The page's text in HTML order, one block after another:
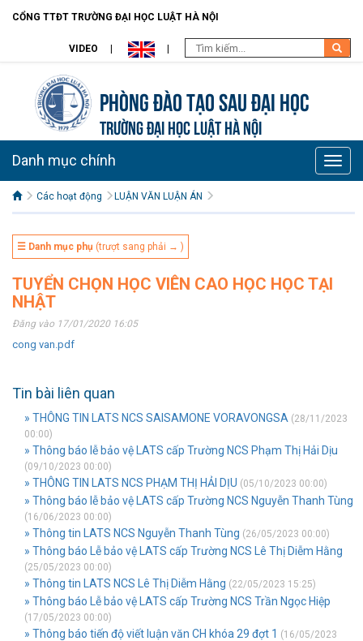
CỔNG TTĐT TRƯỜNG ĐẠI HỌC LUẬT HÀ NỘI
VIDEO
Phòng Đào tạo Sau đại học
TRƯỜNG ĐẠI HỌC LUẬT HÀ NỘI
Toggle
Danh mục chính
Các hoạt động LUẬN VĂN LUẬN ÁN
☰ Danh mục phụ (trượt sang phải → )
TUYỂN CHỌN HỌC VIÊN CAO HỌC HỌC TẠI
NHẬT
Đăng vào 17/01/2020 16:05
cong van.pdf
Tin bài liên quan
» THÔNG TIN LATS NCS SAISAMONE VORAVONGSA (28/11/2023
00:00)
» Thông báo lễ bảo vệ LATS cấp Trường NCS Phạm Thị Hải Dịu
(09/10/2023 00:00)
» THÔNG TIN LATS NCS PHẠM THỊ HẢI DỊU (05/10/2023 00:00)
» Thông báo lễ bảo vệ LATS cấp Trường NCS Nguyễn Thanh Tùng
(16/06/2023 00:00)
» Thông tin LATS NCS Nguyễn Thanh Tùng (26/05/2023 00:00)
» Thông báo Lễ bảo vệ LATS cấp Trường NCS Lê Thị Diễm Hằng
(25/05/2023 00:00)
» Thông tin LATS NCS Lê Thị Diễm Hằng (22/05/2023 15:25)
» Thông báo Lễ bảo vệ LATS cấp Trường NCS Trần Ngọc Hiệp
(17/05/2023 00:00)
» Thông báo tiến độ viết luận văn CH khóa 29 đợt 1 (16/05/2023